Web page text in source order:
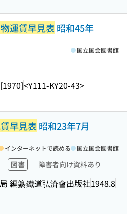
運賃早見表 昭和45年
[1970]<Y111-KY20-43>
国立国会図書館
早見表 昭和23年7月
図書 障害者向け資料あり
編纂鐵道弘濟會出版社1948.8
インターネットで読める 国立国会図書館